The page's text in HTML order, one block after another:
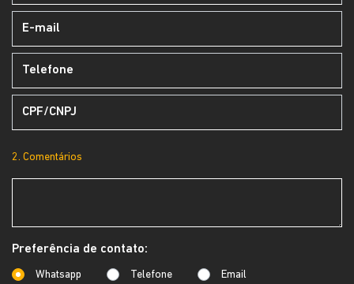
2. Comentários
Preferência de contato:
Whatsapp Telefone Email